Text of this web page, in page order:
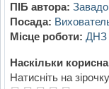
ПІБ автора:
Посада:
Місце роботи: ДНЗ
Наскільки
Натисніть на